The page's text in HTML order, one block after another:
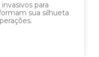
para
sua silhueta